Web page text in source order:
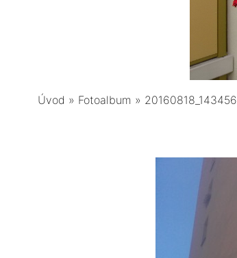
Úvod » Fotoalbum » 20160818_143456